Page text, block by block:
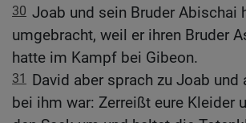
30 Joab und sein Bruder Abischai
umgebracht, weil er ihren Bruder
hatte im Kampf bei Gibeon.
31 David aber sprach zu Joab und
bei ihm war: Zerreißt eure Kleider